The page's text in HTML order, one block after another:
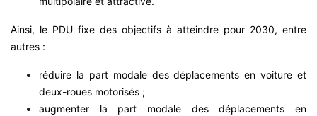
Ainsi, le PDU fixe des objectifs à atteindre pour 2030, entre
autres :
réduire la part modale des déplacements en voiture et
deux-roues motorisés ;
augmenter la part modale des déplacements en